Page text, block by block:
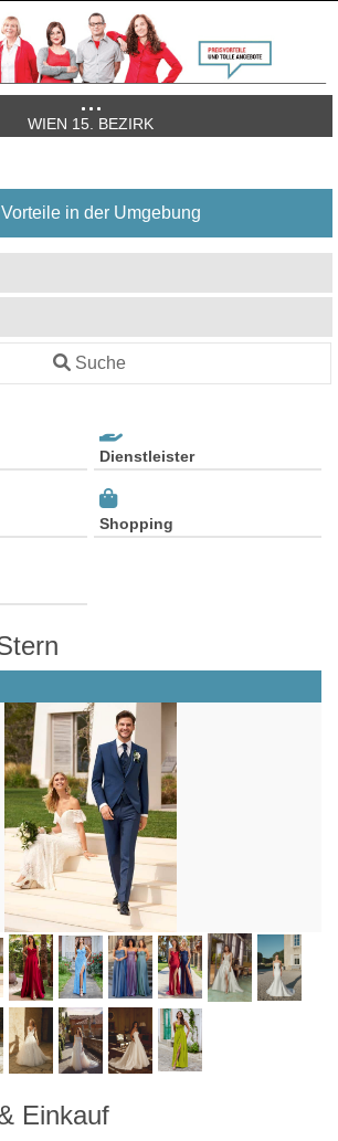
WIEN 15. BEZIRK
Vorteile in der Umgebung
Suche
Dienstleister
Shopping
Einkauf